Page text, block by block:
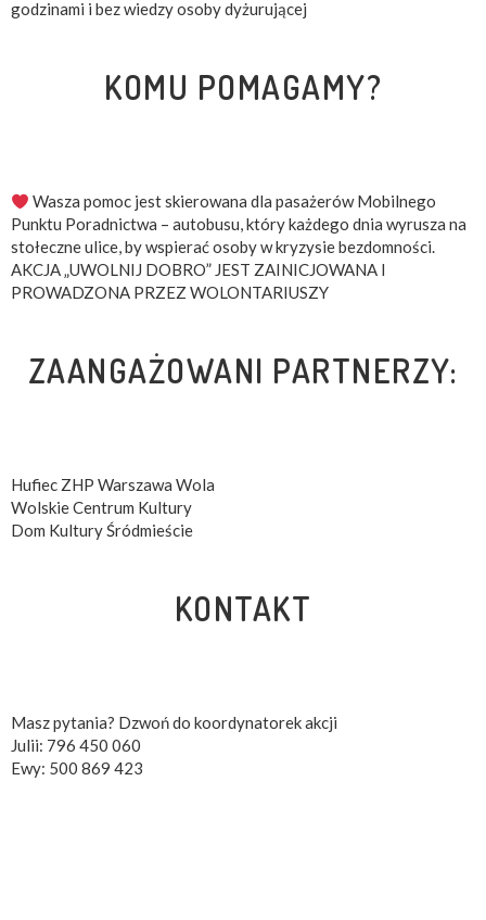
godzinami i bez wiedzy osoby dyżurującej
KOMU POMAGAMY?
Wasza pomoc jest skierowana dla pasażerów Mobilnego
Punktu Poradnictwa – autobusu, który każdego dnia wyrusza na
stołeczne ulice, by wspierać osoby w kryzysie bezdomności.
AKCJA „UWOLNIJ DOBRO” JEST ZAINICJOWANA I
PROWADZONA PRZEZ WOLONTARIUSZY
ZAANGAŻOWANI PARTNERZY:
Hufiec ZHP Warszawa Wola
Wolskie Centrum Kultury
Dom Kultury Śródmieście
KONTAKT
Masz pytania? Dzwoń do koordynatorek akcji
Julii: 796 450 060
Ewy: 500 869 423